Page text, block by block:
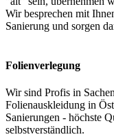
Wir besprechen mit
Sanierung und sorgen
Folienverlegung
Wir sind Profis in
Folienauskleidung in
Sanierungen - höchste
selbstverständlich.